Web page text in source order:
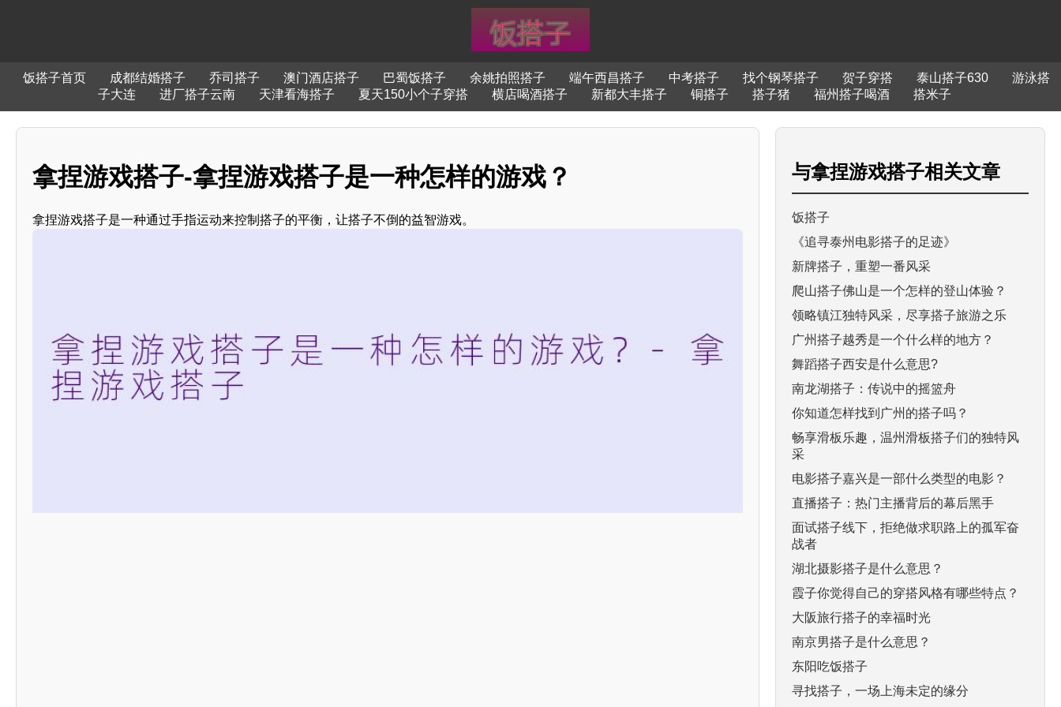
饭搭子首页 成都结婚搭子 乔司搭子 澳门酒店搭子 巴蜀饭搭子 余姚拍照搭子 端午西昌搭子 中考搭子 找个钢琴搭子 贺子穿搭 泰山搭子630
游泳搭
子大连
进厂搭子云南 天津看海搭子 夏天150小个子穿搭 横店喝酒搭子 新都大丰搭子 铜搭子 搭子猪 福州搭子喝酒 搭米子
拿捏游戏搭子-拿捏游戏搭子是一种怎样的游戏？
拿捏游戏搭子是一种通过手指运动来控制搭子的平衡，让搭子不倒的益智游戏。
与拿捏游戏搭子相关文章
饭搭子
《追寻泰州电影搭子的足迹》
新牌搭子，重塑一番风采
爬山搭子佛山是一个怎样的登山体验？
领略镇江独特风采，尽享搭子旅游之乐
广州搭子越秀是一个什么样的地方？
舞蹈搭子西安是什么意思?
南龙湖搭子：传说中的摇篮舟
你知道怎样找到广州的搭子吗？
畅享滑板乐趣，温州滑板搭子们的独特风
采
电影搭子嘉兴是一部什么类型的电影？
直播搭子：热门主播背后的幕后黑手
面试搭子线下，拒绝做求职路上的孤军奋
战者
湖北摄影搭子是什么意思？
霞子你觉得自己的穿搭风格有哪些特点？
大阪旅行搭子的幸福时光
南京男搭子是什么意思？
东阳吃饭搭子
寻找搭子，一场上海未定的缘分